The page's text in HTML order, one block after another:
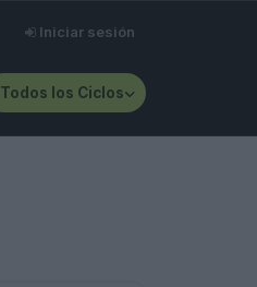
Iniciar sesión
Todos los Ciclos